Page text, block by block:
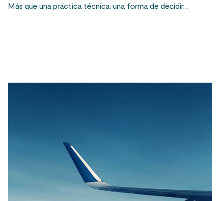
Más que una práctica técnica: una forma de decidir…